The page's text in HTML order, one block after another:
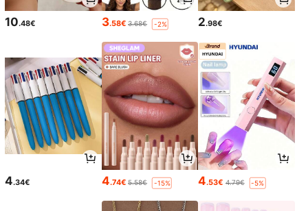
10.48€ 3.58€ 3.68€ -2% 2.98€
4.34€ 4.74€ 5.58€ -15% 4.53€ 4.79€ -5%